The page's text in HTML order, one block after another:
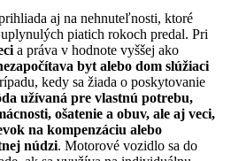
aj na nehnuteľnosti, ktoré
piatich rokoch predal. Pri
a práva v hodnote vyššej ako
byt alebo dom slúžiaci
kedy sa žiada o poskytovanie
užívaná pre vlastnú potrebu,
ošatenie a obuv, ale aj veci,
na kompenzáciu alebo
núdzi. Motorové vozidlo sa do